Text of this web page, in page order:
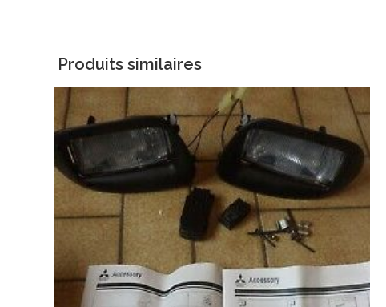
Produits similaires